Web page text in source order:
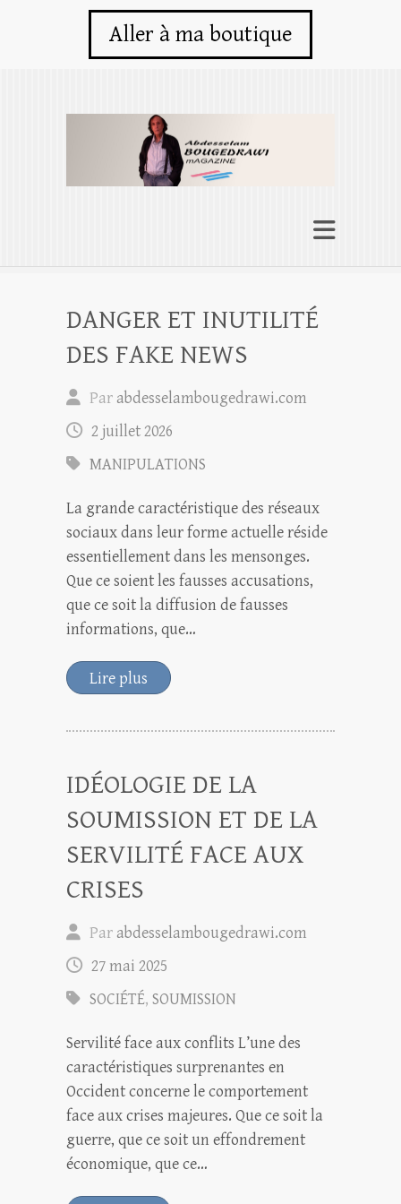
Aller à ma boutique
DANGER ET INUTILITÉ
DES FAKE NEWS
Par abdesselambougedrawi.com
2 juillet 2026
MANIPULATIONS
La grande caractéristique des réseaux
sociaux dans leur forme actuelle réside
essentiellement dans les mensonges.
Que ce soient les fausses accusations,
que ce soit la diffusion de fausses
informations, que…
Lire plus
IDÉOLOGIE DE LA
SOUMISSION ET DE LA
SERVILITÉ FACE AUX
CRISES
Par abdesselambougedrawi.com
27 mai 2025
SOCIÉTÉ, SOUMISSION
Servilité face aux conflits L’une des
caractéristiques surprenantes en
Occident concerne le comportement
face aux crises majeures. Que ce soit la
guerre, que ce soit un effondrement
économique, que ce…